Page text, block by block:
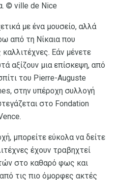
© ville de Nice
με ένα μουσείο, αλλά
από τη Νίκαια που
Εάν μένετε
αξίζουν μια επίσκεψη, από
του Pierre-Auguste
στην υπέροχη συλλογή
στο Fondation
μπορείτε εύκολα να δείτε
έχουν τραβηχτεί
στο καθαρό φως και
τις πιο όμορφες ακτές